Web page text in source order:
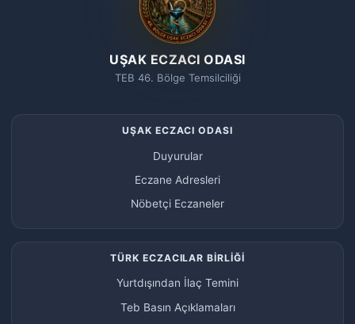
UŞAK ECZACI ODASI
TEB 46. Bölge Temsilciliği
UŞAK ECZACI ODASI
Duyurular
Eczane Adresleri
Nöbetçi Eczaneler
TÜRK ECZACILAR BİRLİĞİ
Yurtdışından İlaç Temini
Teb Basın Açıklamaları